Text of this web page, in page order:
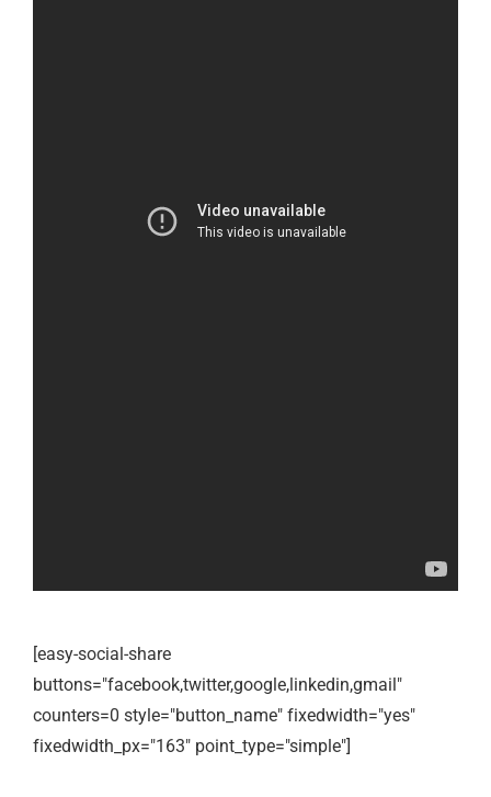
[easy-social-share
buttons="facebook,twitter,google,linkedin,gmail"
counters=0 style="button_name" fixedwidth="yes"
fixedwidth_px="163" point_type="simple"]